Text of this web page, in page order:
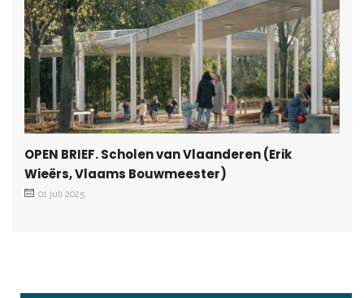
OPEN BRIEF. Scholen van Vlaanderen (Erik
Wieërs, Vlaams Bouwmeester)
01 juli 2025